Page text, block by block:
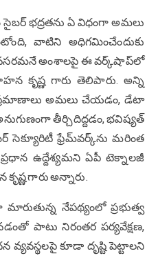
సైబర్ భద్రతను ఏ విధంగా అమలు
వాటిని అధిగమించేందుకు
అంశాలపై ఈ వర్క్‌షాప్‌లో
కృష్ణ గారు తెలిపారు. అన్ని
ప్రమాణాలు అమలు చేయడం, డేటా
తీర్చిదిద్దడం, భవిష్యత్
సెక్యూరిటీ ఫ్రేమ్‌వర్క్‌ను మరింత
ఉద్దేశ్యమని ఏపీ టెక్నాలజీ
గారు అన్నారు.
నేపథ్యంలో ప్రభుత్వ
పాటు నిరంతర పర్యవేక్షణ,
కూడా దృష్టి పెట్టాలని